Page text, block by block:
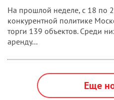
На прошлой неделе, с 18 по
конкурентной политике
торги 139 объектов. Среди
аренду...
Еще